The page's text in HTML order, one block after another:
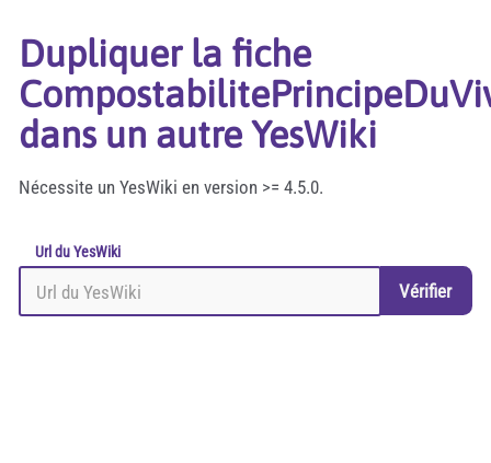
Dupliquer la fiche
dans un autre YesWiki
Nécessite un YesWiki en version >= 4.5.0.
Url du YesWiki
Vérifier